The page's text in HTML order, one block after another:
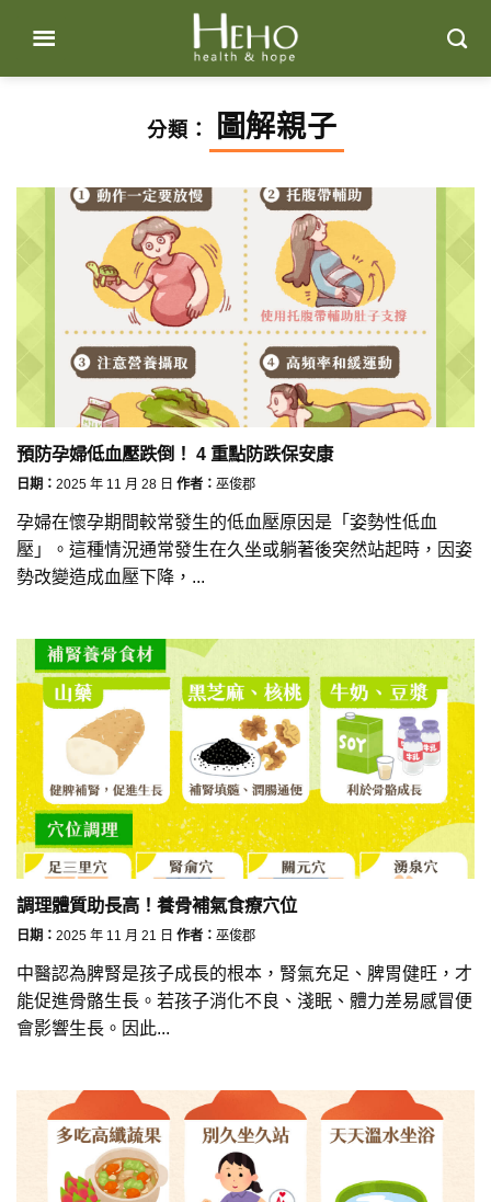
content
分類： 圖解親子
預防孕婦低血壓跌倒！ 4 重點防跌保安康
日期： 2025 年 11 月 28 日 作者： 巫俊郡
孕婦在懷孕期間較常發生的低血壓原因是「姿勢性低血
壓」。這種情況通常發生在久坐或躺著後突然站起時，因姿
勢改變造成血壓下降，...
調理體質助長高！養骨補氣食療穴位
日期： 2025 年 11 月 21 日 作者： 巫俊郡
中醫認為脾腎是孩子成長的根本，腎氣充足、脾胃健旺，才
能促進骨骼生長。若孩子消化不良、淺眠、體力差易感冒便
會影響生長。因此...